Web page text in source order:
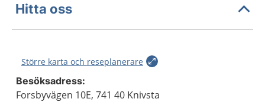
Hitta oss
Större karta och reseplanerare
Besöksadress:
Forsbyvägen 10E, 741 40 Knivsta